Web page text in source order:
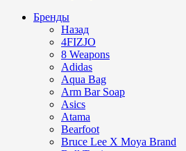
Бренды
Назад
4FIZJO
8 Weapons
Adidas
Aqua Bag
Arm Bar Soap
Asics
Atama
Bearfoot
Bruce Lee X Moya Brand